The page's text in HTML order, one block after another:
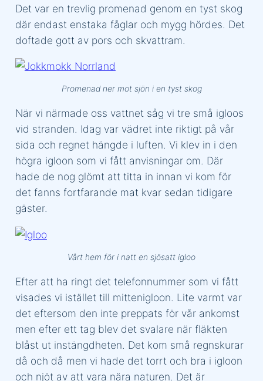
Det var en trevlig promenad genom en tyst skog
där endast enstaka fåglar och mygg hördes. Det
doftade gott av pors och skvattram.
Promenad ner mot sjön i en tyst skog
När vi närmade oss vattnet såg vi tre små igloos
vid stranden. Idag var vädret inte riktigt på vår
sida och regnet hängde i luften. Vi klev in i den
högra igloon som vi fått anvisningar om. Där
hade de nog glömt att titta in innan vi kom för
det fanns fortfarande mat kvar sedan tidigare
gäster.
Vårt hem för i natt en sjösatt igloo
Efter att ha ringt det telefonnummer som vi fått
visades vi istället till mittenigloon. Lite varmt var
det eftersom den inte preppats för vår ankomst
men efter ett tag blev det svalare när fläkten
blåst ut instängdheten. Det kom små regnskurar
då och då men vi hade det torrt och bra i igloon
och njöt av att vara nära naturen. Det är